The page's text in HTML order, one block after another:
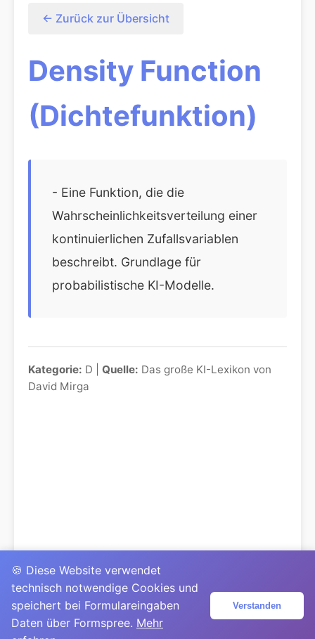
← Zurück zur Übersicht
Density Function
(Dichtefunktion)
- Eine Funktion, die die
Wahrscheinlichkeitsverteilung einer
kontinuierlichen Zufallsvariablen
beschreibt. Grundlage für
probabilistische KI-Modelle.
Kategorie: D | Quelle: Das große KI-Lexikon von
David Mirga
🍪 Diese Website verwendet
technisch notwendige Cookies und
speichert bei Formulareingaben
Daten über Formspree. Mehr
Verstanden